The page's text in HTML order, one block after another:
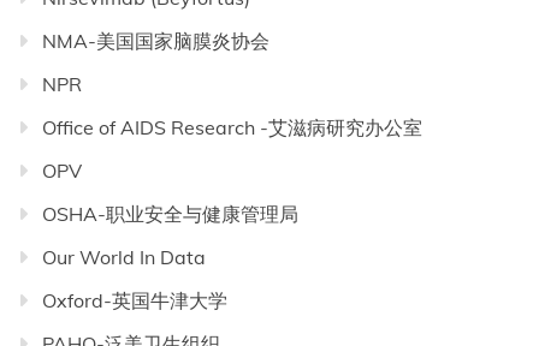
NMA-美国国家脑膜炎协会
NPR
Office of AIDS Research -艾滋病研究办公室
OPV
OSHA-职业安全与健康管理局
Our World In Data
Oxford-英国牛津大学